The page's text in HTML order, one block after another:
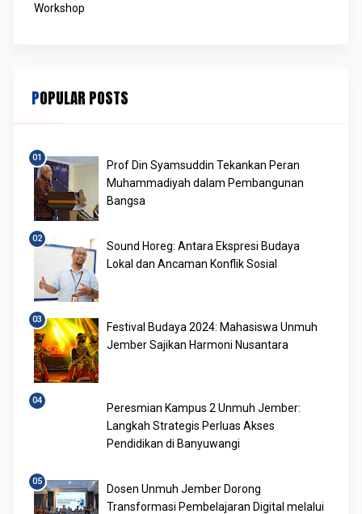
Workshop
POPULAR POSTS
Prof Din Syamsuddin Tekankan Peran
Muhammadiyah dalam Pembangunan
Bangsa
Sound Horeg: Antara Ekspresi Budaya
Lokal dan Ancaman Konflik Sosial
Festival Budaya 2024: Mahasiswa Unmuh
Jember Sajikan Harmoni Nusantara
Peresmian Kampus 2 Unmuh Jember:
Langkah Strategis Perluas Akses
Pendidikan di Banyuwangi
Dosen Unmuh Jember Dorong
Transformasi Pembelajaran Digital melalui